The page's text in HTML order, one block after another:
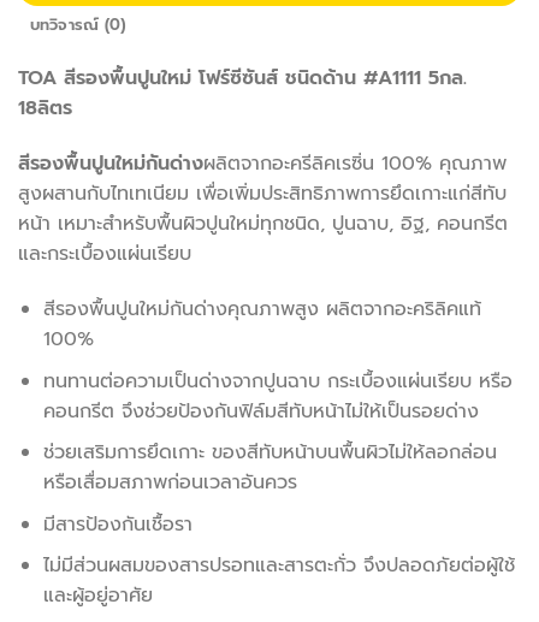
บทวิจารณ์ (0)
TOA สีรองพื้นปูนใหม่ โฟร์ซีซันส์ ชนิดด้าน #A1111 5กล.
18ลิตร
สีรองพื้นปูนใหม่กันด่างผลิตจากอะครีลิคเรซิ่น 100% คุณภาพ
สูงผสานกับไทเทเนียม เพื่อเพิ่มประสิทธิภาพการยึดเกาะแก่สีทับ
หน้า เหมาะสำหรับพื้นผิวปูนใหม่ทุกชนิด, ปูนฉาบ, อิฐ, คอนกรีต
และกระเบื้องแผ่นเรียบ
สีรองพื้นปูนใหม่กันด่างคุณภาพสูง ผลิตจากอะคริลิคแท้
100%
ทนทานต่อความเป็นด่างจากปูนฉาบ กระเบื้องแผ่นเรียบ หรือ
คอนกรีต จึงช่วยป้องกันฟิล์มสีทับหน้าไม่ให้เป็นรอยด่าง
ช่วยเสริมการยึดเกาะ ของสีทับหน้าบนพื้นผิวไม่ให้ลอกล่อน
หรือเสื่อมสภาพก่อนเวลาอันควร
มีสารป้องกันเชื้อรา
ไม่มีส่วนผสมของสารปรอทและสารตะกั่ว จึงปลอดภัยต่อผู้ใช้
และผู้อยู่อาศัย